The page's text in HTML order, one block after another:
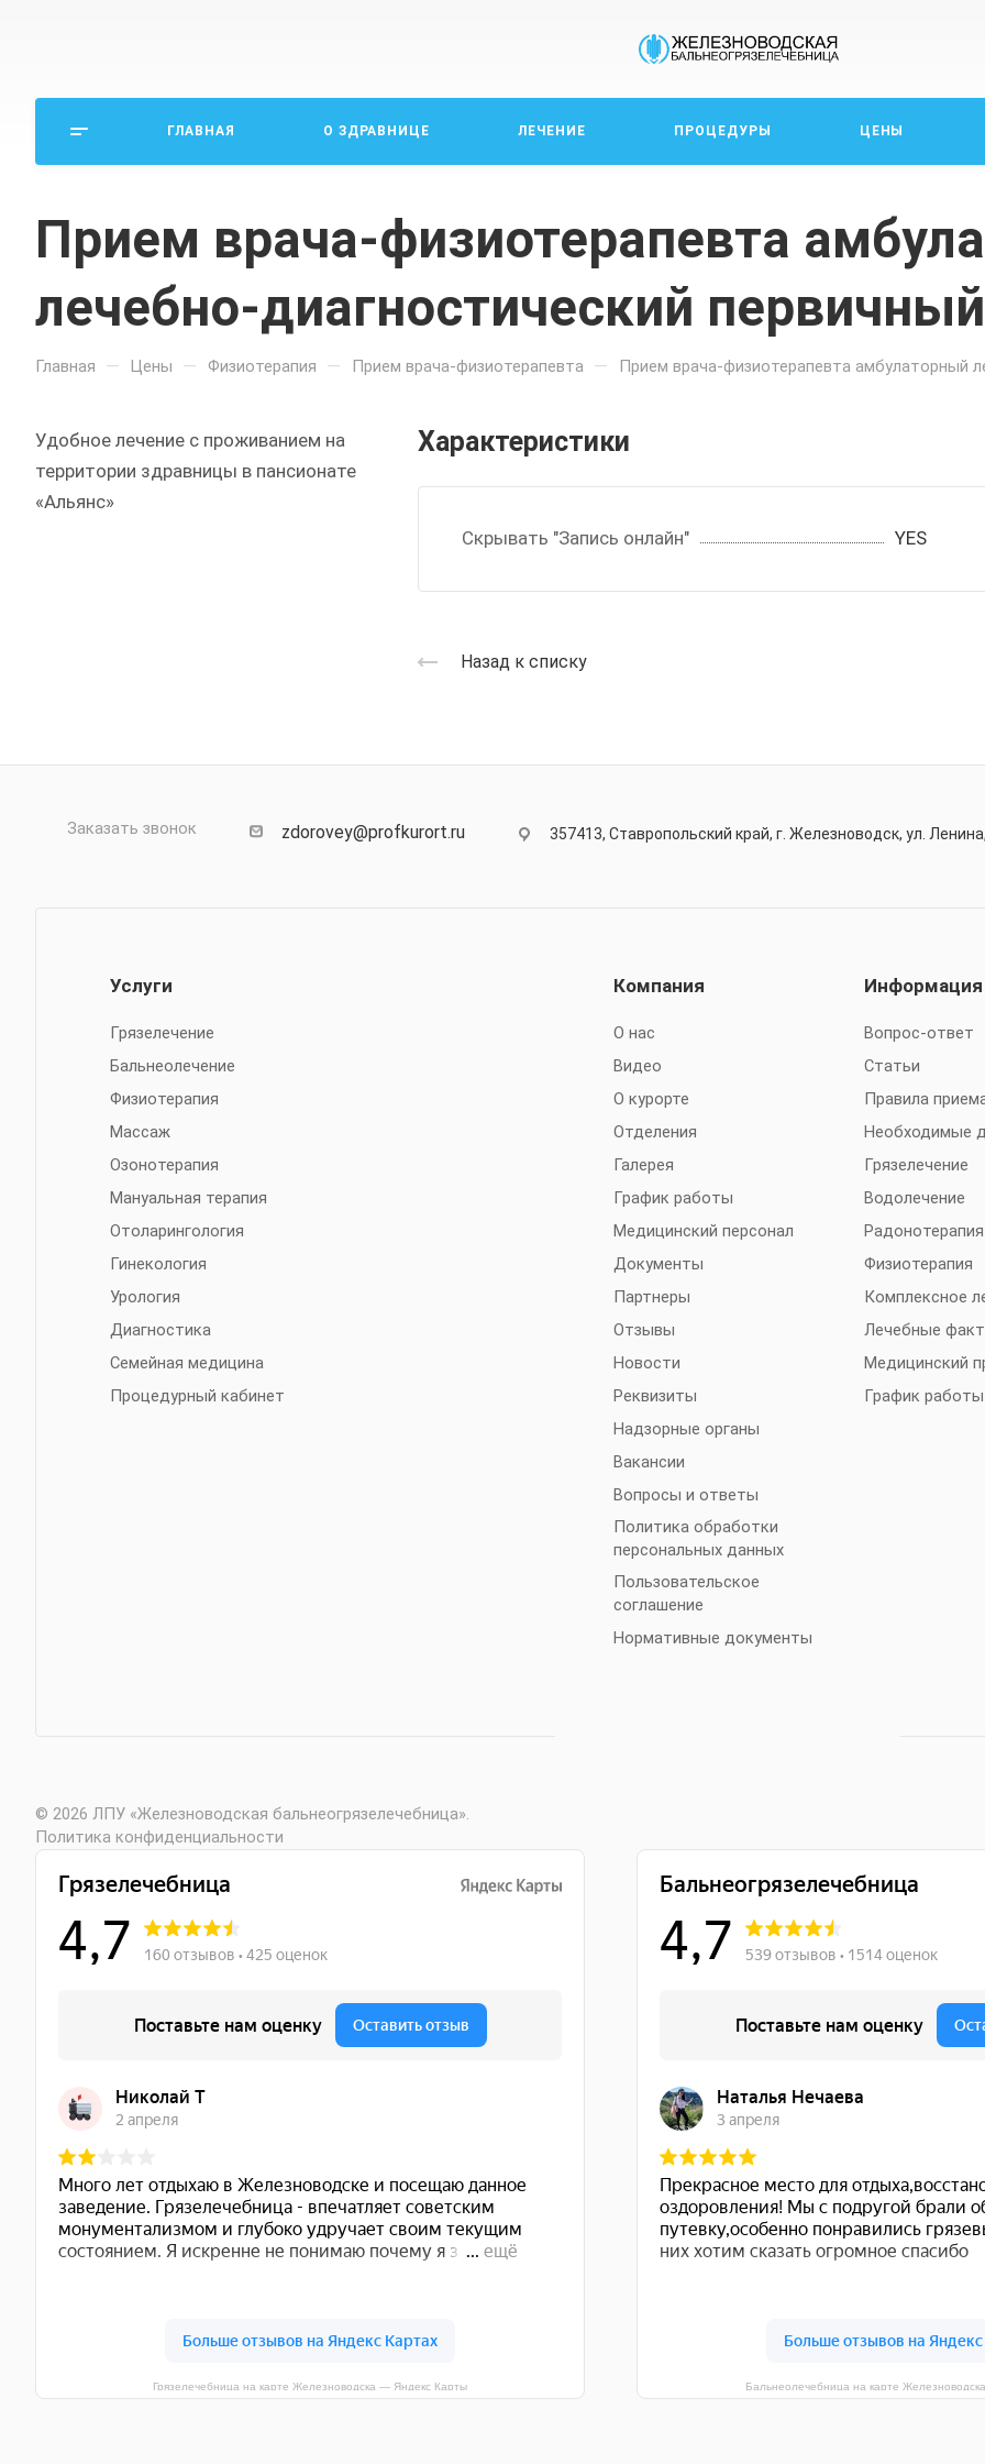
ГЛАВНАЯ О ЗДРАВНИЦЕ ЛЕЧЕНИЕ ПРОЦЕДУРЫ ЦЕНЫ
Прием врача-физиотерапевта
лечебно-диагностический первичный
Главная — Цены — Физиотерапия — Прием врача-физиотерапевта — Прием врача-физиотерапевта амбулаторный
Характеристики
Скрывать "Запись онлайн" YES
Назад к списку
Удобное лечение с проживанием на
территории здравницы в пансионате
«Альянс»
Заказать звонок zdorovey@profkurort.ru 357413, Ставропольский край, г. Железноводск, ул.
Услуги
Грязелечение
Бальнеолечение
Физиотерапия
Массаж
Озонотерапия
Мануальная терапия
Отоларингология
Гинекология
Урология
Диагностика
Семейная медицина
Процедурный кабинет
Компания
О нас
Видео
О курорте
Отделения
Галерея
График работы
Медицинский персонал
Документы
Партнеры
Отзывы
Новости
Реквизиты
Надзорные органы
Вакансии
Вопросы и ответы
Политика обработки
персональных данных
Пользовательское
соглашение
Нормативные документы
Информация
Вопрос-ответ
Статьи
Правила
Необходимые
Грязелечение
Водолечение
Радонотерапия
Физиотерапия
Комплексное
Лечебные
Медицинский
График работы
© 2026 ЛПУ «Железноводская бальнеогрязелечебница».
Политика конфиденциальности
Грязелечебница на карте Железноводска — Яндекс Карты Бальнеолечебница на карте